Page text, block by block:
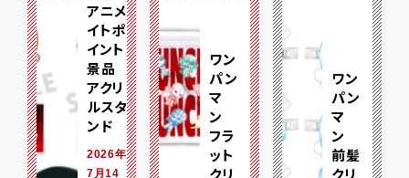
MOVIE
SPECIAL
GALLERY
アニメ
イトポ
イント
景品
アクリ
ルスタ
ンド
2026年
7月14
ワン
パン
マ
ン
フラ
ット
クリ
ワン
パン
マ
ン
前髪
クリ